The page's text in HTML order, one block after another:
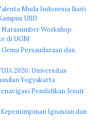
Muda Indonesia Ikuti
USD
Narasumber Workshop
di UGM
Persaudaraan dan
2026: Universitas
Yogyakarta
Pendidikan Jesuit
Ignasian dan